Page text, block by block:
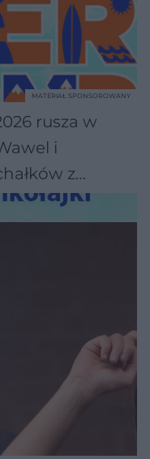
rusza w
i
z
MATERIAŁ SPONSOROWANY